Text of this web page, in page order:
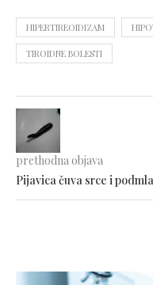
HIPERTIREOIDIZAM
TIROIDNE BOLESTI
prethodna objava
Pijavica čuva srce i